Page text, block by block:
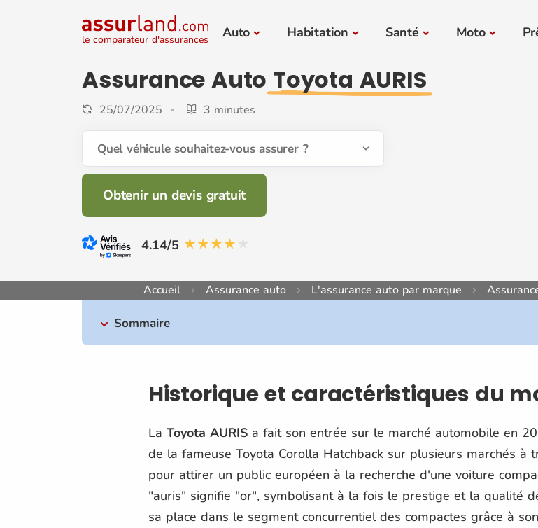
le comparateur d'assurances Auto Habitation Santé Moto
Assurance Auto Toyota AURIS
25/07/2025 3 minutes
Quel véhicule souhaitez-vous assurer ?
Obtenir un devis gratuit
4.14/5
Accueil Assurance auto L'assurance auto par marque
Sommaire
Historique et caractéristiques du
La Toyota AURIS a fait son entrée sur le marché automobile en
de la fameuse Toyota Corolla Hatchback sur plusieurs marchés à
pour attirer un public européen à la recherche d'une voiture
"auris" signifie "or", symbolisant à la fois le prestige et la qualité
sa place dans le segment concurrentiel des compactes grâce à